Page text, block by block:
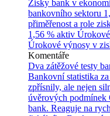
Zisky bank v
bankovního sektoru
přiměřenost a role
1,56 % aktiv
Úrokové výnosy v
Komentáře
Dva zátěžové testy
Bankovní statistika
zpřísnily, ale nejen
úvěrových podmínek
bank. Reaguje na